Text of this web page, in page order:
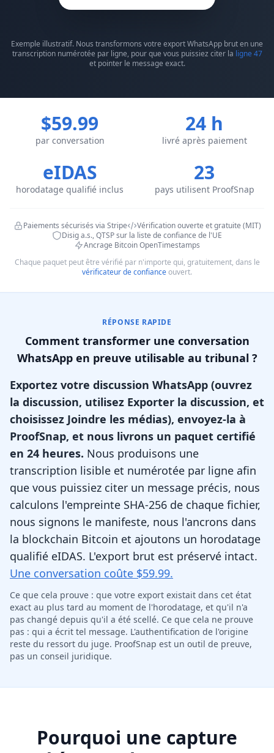
Exemple illustratif. Nous transformons votre export WhatsApp brut en une
transcription numérotée par ligne, pour que vous puissiez citer la ligne 47
et pointer le message exact.
$59.99
par conversation
24 h
livré après paiement
eIDAS
horodatage qualifié inclus
23
pays utilisent ProofSnap
Paiements sécurisés via Stripe
Vérification ouverte et gratuite (MIT)
Disig a.s., QTSP sur la liste de confiance de l'UE
Ancrage Bitcoin OpenTimestamps
Chaque paquet peut être vérifié par n'importe qui, gratuitement, dans le
vérificateur de confianceouvert.
RÉPONSE RAPIDE
Comment transformer une conversation
WhatsApp en preuve utilisable au tribunal ?
Exportez votre discussion WhatsApp (ouvrez
la discussion, utilisez Exporter la discussion, et
choisissez Joindre les médias), envoyez-la à
ProofSnap, et nous livrons un paquet certifié
en 24 heures. Nous produisons une
transcription lisible et numérotée par ligne afin
que vous puissiez citer un message précis, nous
calculons l'empreinte SHA-256 de chaque fichier,
nous signons le manifeste, nous l'ancrons dans
la blockchain Bitcoin et ajoutons un horodatage
qualifié eIDAS. L'export brut est préservé intact.
Une conversation coûte $59.99.
Ce que cela prouve : que votre export existait dans cet état
exact au plus tard au moment de l'horodatage, et qu'il n'a
pas changé depuis qu'il a été scellé. Ce que cela ne prouve
pas : qui a écrit tel message. L'authentification de l'origine
reste du ressort du juge. ProofSnap est un outil de preuve,
pas un conseil juridique.
Pourquoi une capture